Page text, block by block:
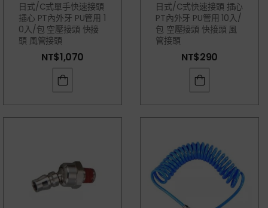
日式/C式單手快速接頭
插心 PT內外牙 PU管用 1
0入/包 空壓接頭 快接
頭 風管接頭
NT$1,070
日式/C式快速接頭 插心
PT內外牙 PU管用 10入/
包 空壓接頭 快接頭 風
管接頭
NT$290